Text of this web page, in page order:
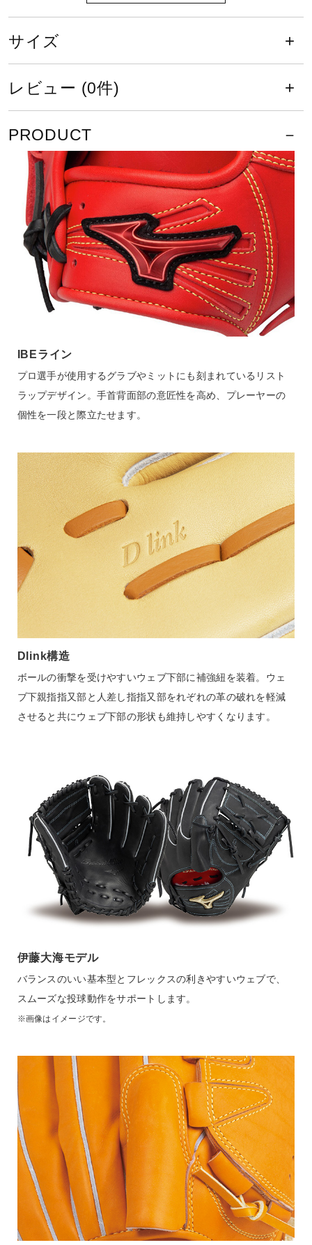
伊藤型（伊藤 大海）／投手向け
発売シーズン
サイズ
レビュー (0件)
PRODUCT
IBEライン
プロ選手が使用するグラブやミットにも刻まれているリスト
ラップデザイン。手首背面部の意匠性を高め、プレーヤーの
個性を一段と際立たせます。
Dlink構造
ボールの衝撃を受けやすいウェブ下部に補強紐を装着。ウェ
ブ下親指指又部と人差し指指又部をれぞれの革の破れを軽減
させると共にウェブ下部の形状も維持しやすくなります。
伊藤大海モデル
バランスのいい基本型とフレックスの利きやすいウェブで、
スムーズな投球動作をサポートします。
※画像はイメージです。